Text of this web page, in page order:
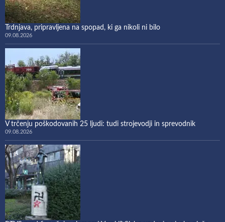
Trdnjava, pripravljena na spopad, ki ga nikoli ni bilo
09.08.2026
V trčenju poškodovanih 25 ljudi: tudi strojevodji in sprevodnik
09.08.2026